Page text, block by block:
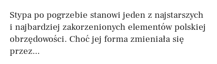
Stypa po pogrzebie stanowi jeden z najstarszych
i najbardziej zakorzenionych elementów polskiej
obrzędowości. Choć jej forma zmieniała się
przez...